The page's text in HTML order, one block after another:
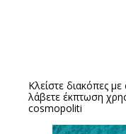
Κλείστε διακόπες
λάβετε έκπτωση
cosmopoliti